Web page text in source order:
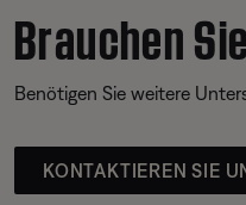
Brauchen
Benötigen Sie weitere
KONTAKTIEREN SIE